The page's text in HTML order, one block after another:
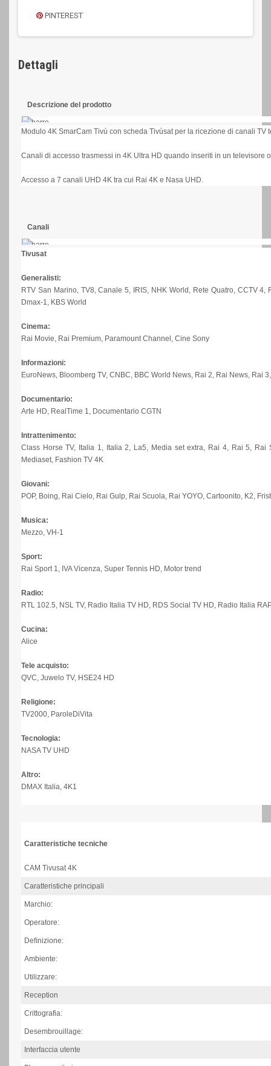
PINTEREST
Dettagli
Descrizione del prodotto
Modulo 4K SmarCam Tivù con scheda Tivùsat per la ricezione di canali
Canali di accesso trasmessi in 4K Ultra HD quando inseriti in un televisore
Accesso a 7 canali UHD 4K tra cui Rai 4K e Nasa UHD.
Canali
Tivusat
Generalisti:
RTV San Marino, TV8, Canale 5, IRIS, NHK World, Rete Quatro, CCTV
Dmax-1, KBS World
Cinema:
Rai Movie, Rai Premium, Paramount Channel, Cine Sony
Informazioni:
EuroNews, Bloomberg TV, CNBC, BBC World News, Rai 2, Rai News, Rai
Documentario:
Arte HD, RealTime 1, Documentario CGTN
Intrattenimento:
Class Horse TV, Italia 1, Italia 2, La5, Media set extra, Rai 4, Rai 5,
Mediaset, Fashion TV 4K
Giovani:
POP, Boing, Rai Cielo, Rai Gulp, Rai Scuola, Rai YOYO, Cartoonito, K2,
Musica:
Mezzo, VH-1
Sport:
Rai Sport 1, IVA Vicenza, Super Tennis HD, Motor trend
Radio:
RTL 102.5, NSL TV, Radio Italia TV HD, RDS Social TV HD, Radio Italia
Cucina:
Alice
Tele acquisto:
QVC, Juwelo TV, HSE24 HD
Religione:
TV2000, ParoleDiVita
Tecnologia:
NASA TV UHD
Altro:
DMAX Italia, 4K1
Caratteristiche tecniche
CAM Tivusat 4K
Caratteristiche principali
Marchio:
Operatore:
Deﬁnizione:
Ambiente:
Utilizzare:
Reception
Crittografia:
Desembrouillage:
Interfaccia utente